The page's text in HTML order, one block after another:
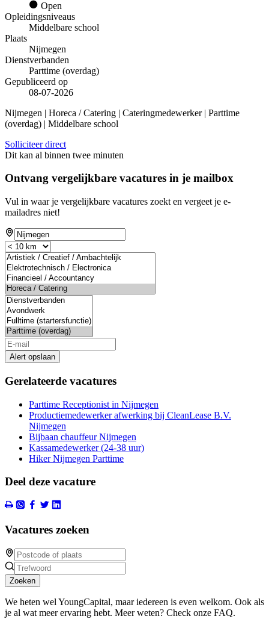
Open
Opleidingsniveaus
Middelbare school
Plaats
Nijmegen
Dienstverbanden
Parttime (overdag)
Gepubliceerd op
08-07-2026
Nijmegen | Horeca / Catering | Cateringmedewerker | Parttime
(overdag) | Middelbare school
Solliciteer direct
Dit kan al binnen twee minuten
Ontvang vergelijkbare vacatures in je mailbox
Vul in waar je vergelijkbare vacatures zoekt en vergeet je e-
mailadres niet!
Alert opslaan
Gerelateerde vacatures
Parttime Receptionist in Nijmegen
Productiemedewerker afwerking bij CleanLease B.V.
Nijmegen
Bijbaan chauffeur Nijmegen
Kassamedewerker (24-38 uur)
Hiker Nijmegen Parttime
Deel deze vacature
Vacatures zoeken
Zoeken
We heten wel YoungCapital, maar iedereen is even welkom. Ook als
je al wat meer ervaring hebt. Meer weten? Check onze FAQ.